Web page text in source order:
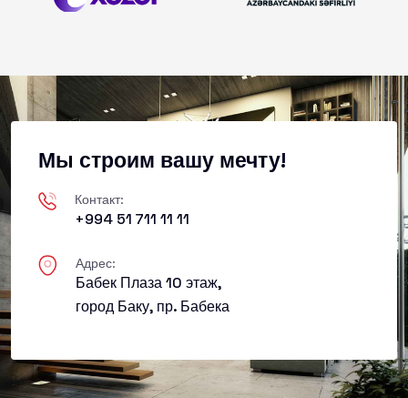
Мы строим вашу мечту!
Контакт:
+994 51 711 11 11
Адрес:
Бабек Плаза 10 этаж,
город Баку, пр. Бабека